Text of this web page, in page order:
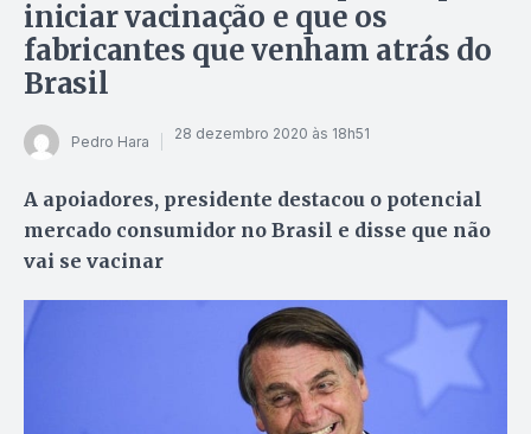
iniciar vacinação e que os
fabricantes que venham atrás do
Brasil
Pedro Hara 28 dezembro 2020 às 18h51
A apoiadores, presidente destacou o potencial
mercado consumidor no Brasil e disse que não
vai se vacinar